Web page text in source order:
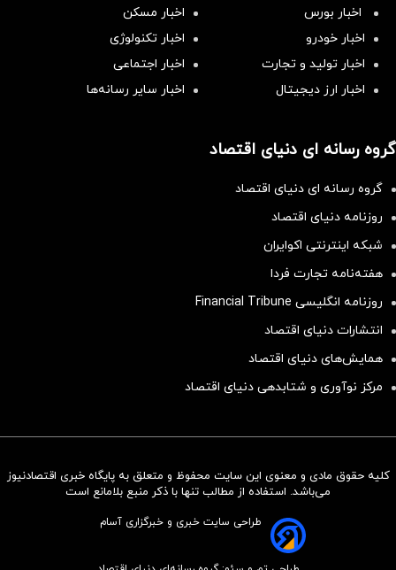
سرمایه‌گذاری همسنگ با شاخص
اخبار بورس
اخبار مسکن
اخبار خودرو
اخبار تکنولوژی
اخبار تولید و تجارت
اخبار اجتماعی
اخبار ارز دیجیتال
اخبار سایر رسانه‌‌ها
گروه رسانه ای دنیای اقتصاد
گروه رسانه ای دنیای اقتصاد
روزنامه دنیای اقتصاد
شبکه اینترنتی اکوایران
هفته‌نامه تجارت فردا
روزنامه انگلیسی Financial Tribune
انتشارات دنیای اقتصاد
همایش‌های دنیای اقتصاد
مرکز نوآوری و شتابدهی دنیای اقتصاد
کلیه حقوق مادی و معنوی این سایت محفوظ و متعلق به پایگاه خبری اقتصادنیوز
می‌باشد. استفاده از مطالب تنها با ذکر منبع بلامانع است
طراحی سایت خبری و خبرگزاری آسام